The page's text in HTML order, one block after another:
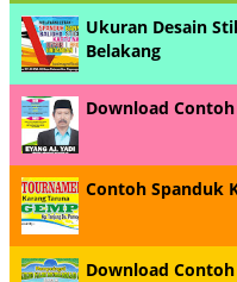
Ukuran Desain
Belakang
Download
Contoh Spanduk
Download